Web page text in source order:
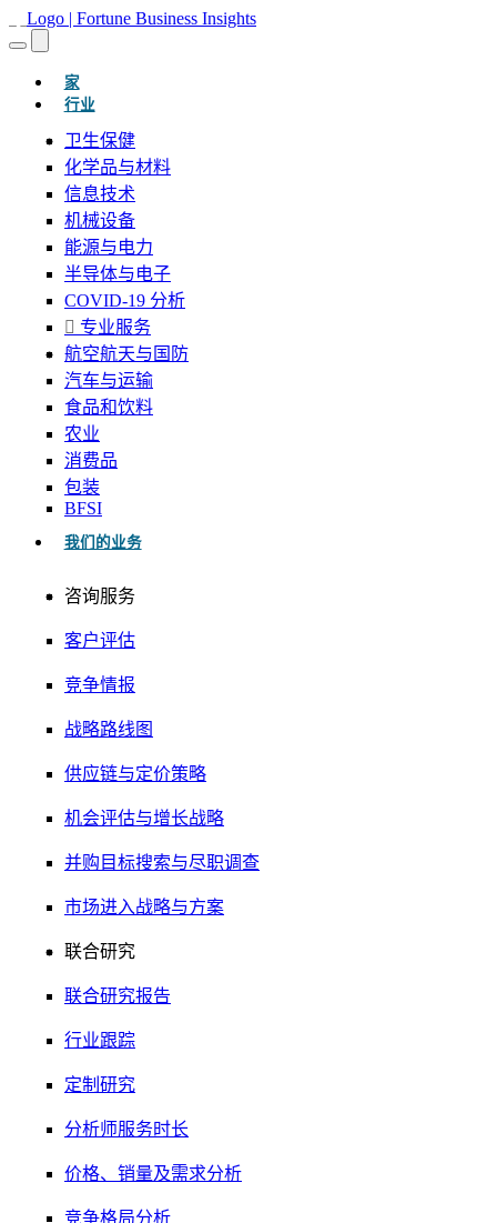
家(当前的)
行业
卫生保健
化学品与材料
信息技术
机械设备
能源与电力
半导体与电子
COVID-19 分析
专业服务
航空航天与国防
汽车与运输
食品和饮料
农业
消费品
包装
BFSI
我们的业务
咨询服务
客户评估
竞争情报
战略路线图
供应链与定价策略
机会评估与增长战略
并购目标搜索与尽职调查
市场进入战略与方案
联合研究
联合研究报告
行业跟踪
定制研究
分析师服务时长
价格、销量及需求分析
竞争格局分析